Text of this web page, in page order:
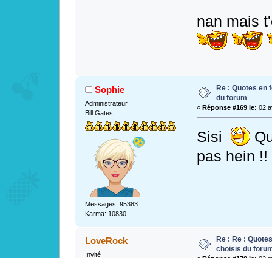
nan mais
Sophie
Administrateur
Bill Gates
Messages: 95383
Karma: 10830
Re : Quotes en
du forum
« Réponse #169 le: 02
Sisi
pas hein !!
LoveRock
Invité
Re : Re :
choisis du